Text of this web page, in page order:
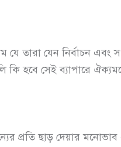
তারা যেন নির্বাচন এবং
কি হবে সেই ব্যাপারে
প্রতি ছাড় দেয়ার